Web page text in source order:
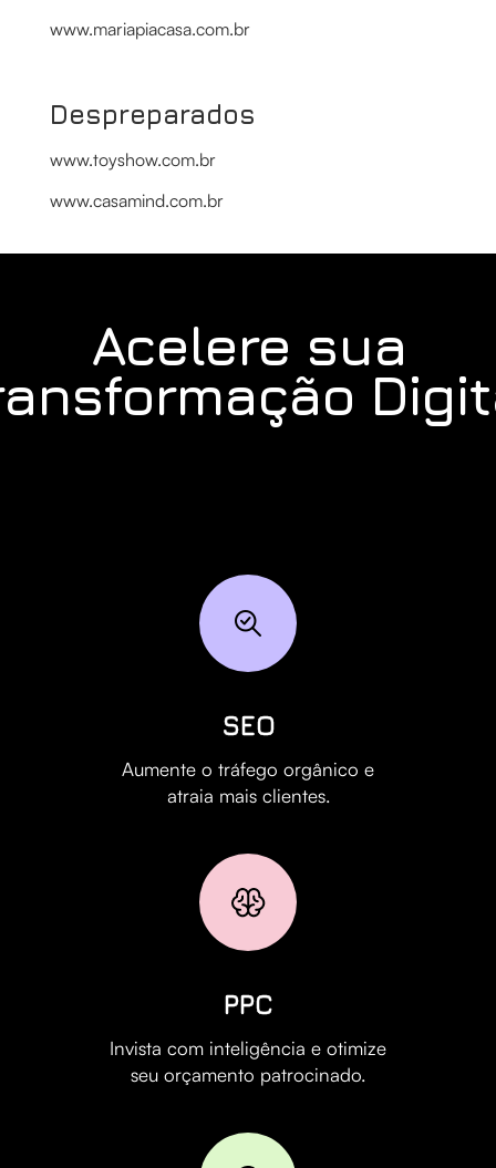
www.mariapiacasa.com.br
Despreparados
www.toyshow.com.br
www.casamind.com.br
Acelere sua
SEO
Aumente o tráfego orgânico e
atraia mais clientes.
PPC
Invista com inteligência e otimize
seu orçamento patrocinado.